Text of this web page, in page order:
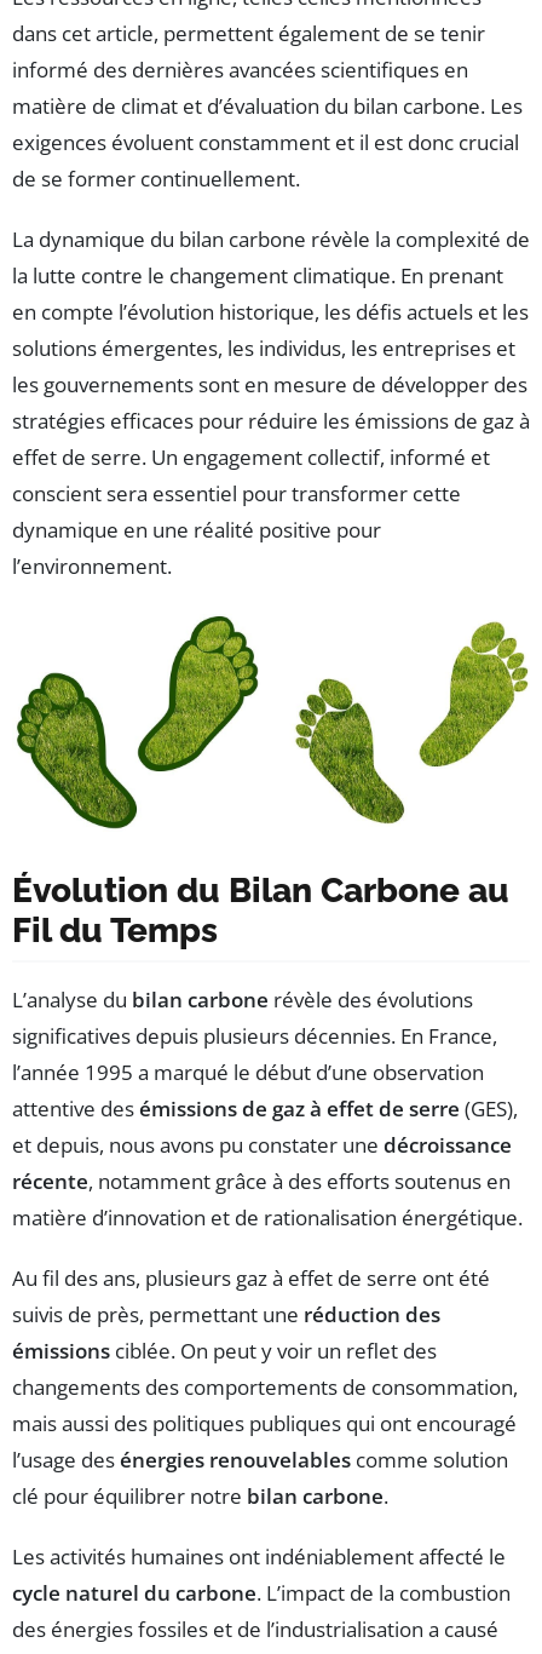
dans cet article, permettent également de se tenir
informé des dernières avancées scientifiques en
matière de climat et d’évaluation du bilan carbone. Les
exigences évoluent constamment et il est donc crucial
de se former continuellement.
La dynamique du bilan carbone révèle la complexité de
la lutte contre le changement climatique. En prenant
en compte l’évolution historique, les défis actuels et les
solutions émergentes, les individus, les entreprises et
les gouvernements sont en mesure de développer des
stratégies efficaces pour réduire les émissions de gaz à
effet de serre. Un engagement collectif, informé et
conscient sera essentiel pour transformer cette
dynamique en une réalité positive pour
l’environnement.
Évolution du Bilan Carbone au
Fil du Temps
L’analyse du bilan carbone révèle des évolutions
significatives depuis plusieurs décennies. En France,
l’année 1995 a marqué le début d’une observation
attentive desémissions de gaz à effet de serre (GES),
et depuis, nous avons pu constater une décroissance
récente, notamment grâce à des efforts soutenus en
matière d’innovation et de rationalisation énergétique.
Au fil des ans, plusieurs gaz à effet de serre ont été
suivis de près, permettant une réduction des
émissions ciblée. On peut y voir un reflet des
changements des comportements de consommation,
mais aussi des politiques publiques qui ont encouragé
l’usage desénergies renouvelables comme solution
clé pour équilibrer notre bilan carbone.
Les activités humaines ont indéniablement affecté le
cycle naturel du carbone. L’impact de la combustion
des énergies fossiles et de l’industrialisation a causé